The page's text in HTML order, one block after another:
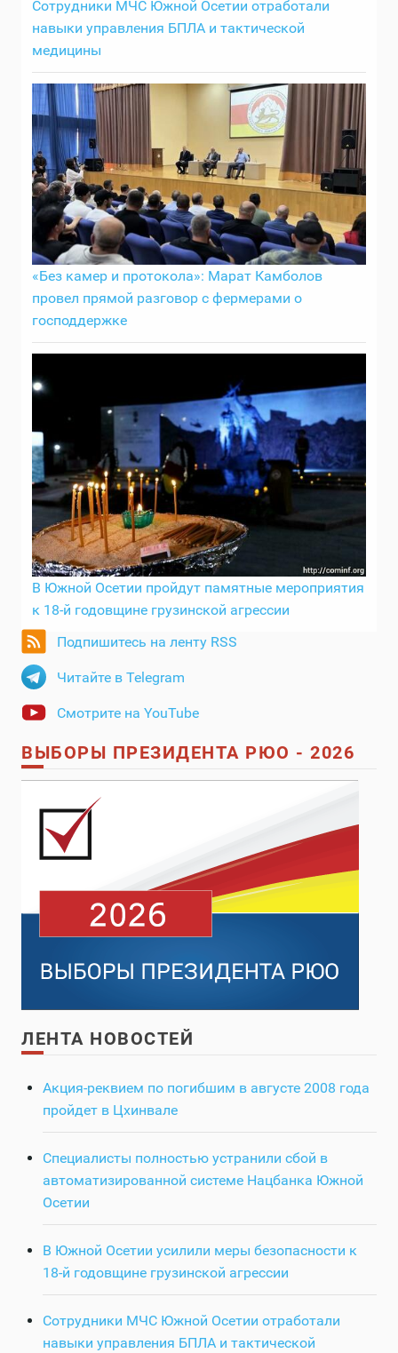
Сотрудники МЧС Южной Осетии отработали
навыки управления БПЛА и тактической
медицины
«Без камер и протокола»: Марат Камболов
провел прямой разговор с фермерами о
господдержке
В Южной Осетии пройдут памятные мероприятия
к 18-й годовщине грузинской агрессии
Подпишитесь на ленту RSS
Читайте в Telegram
Смотрите на YouTube
ВЫБОРЫ ПРЕЗИДЕНТА РЮО - 2026
ЛЕНТА НОВОСТЕЙ
Акция-реквием по погибшим в августе 2008 года
пройдет в Цхинвале
Специалисты полностью устранили сбой в
автоматизированной системе Нацбанка Южной
Осетии
В Южной Осетии усилили меры безопасности к
18-й годовщине грузинской агрессии
Сотрудники МЧС Южной Осетии отработали
навыки управления БПЛА и тактической